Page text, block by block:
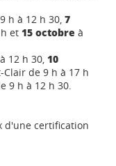
h à 12 h 30,7
h et15 octobre à
12 h 30,10
de 9 h à 17 h
9 h à 12 h 30.
d'une certification